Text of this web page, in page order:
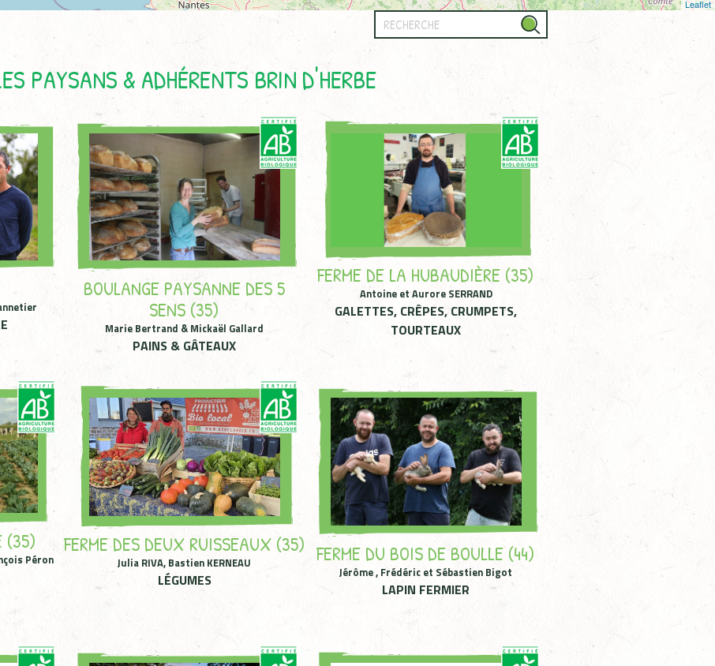
Leaflet
PAYSANS & ADHÉRENTS BRIN D'HERBE
BOULANGE PAYSANNE DES 5
SENS (35)
Marie Bertrand & Mickaël Gallard
PAINS & GÂTEAUX
FERME DE LA HUBAUDIÈRE (35)
Antoine et Aurore SERRAND
GALETTES, CRÊPES, CRUMPETS,
TOURTEAUX
(35)
Péron
FERME DES DEUX RUISSEAUX (35)
Julia RIVA, Bastien KERNEAU
LÉGUMES
FERME DU BOIS DE BOULLE (44)
Jérôme , Frédéric et Sébastien Bigot
LAPIN FERMIER